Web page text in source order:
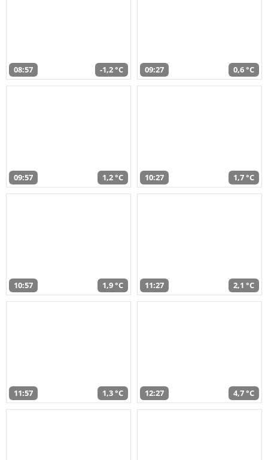
08:57 -1,2 °C 09:27 0,6 °C
09:57 1,2 °C 10:27 1,7 °C
10:57 1,9 °C 11:27 2,1 °C
11:57 1,3 °C 12:27 4,7 °C